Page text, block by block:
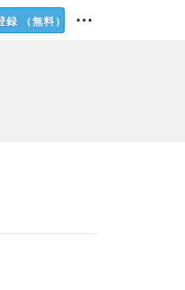
録 （無料）